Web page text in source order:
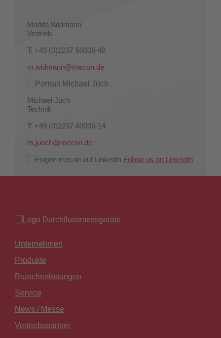
Madita Widmann
Vertrieb
T: +49 (0)2237 60006-48
m.widmann@mecon.de
Michael Jüch
Technik
T: +49 (0)2237 60006-14
m.juech@mecon.de
Follow us on LinkedIn
Unternehmen
Produkte
Branchenlösungen
Service
News / Messe
Vertriebspartner